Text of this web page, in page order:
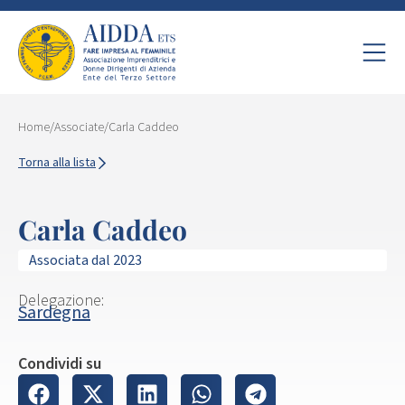
Home/Associate/Carla Caddeo
Torna alla lista
Carla Caddeo
Associata dal 2023
Delegazione:
Sardegna
Condividi su